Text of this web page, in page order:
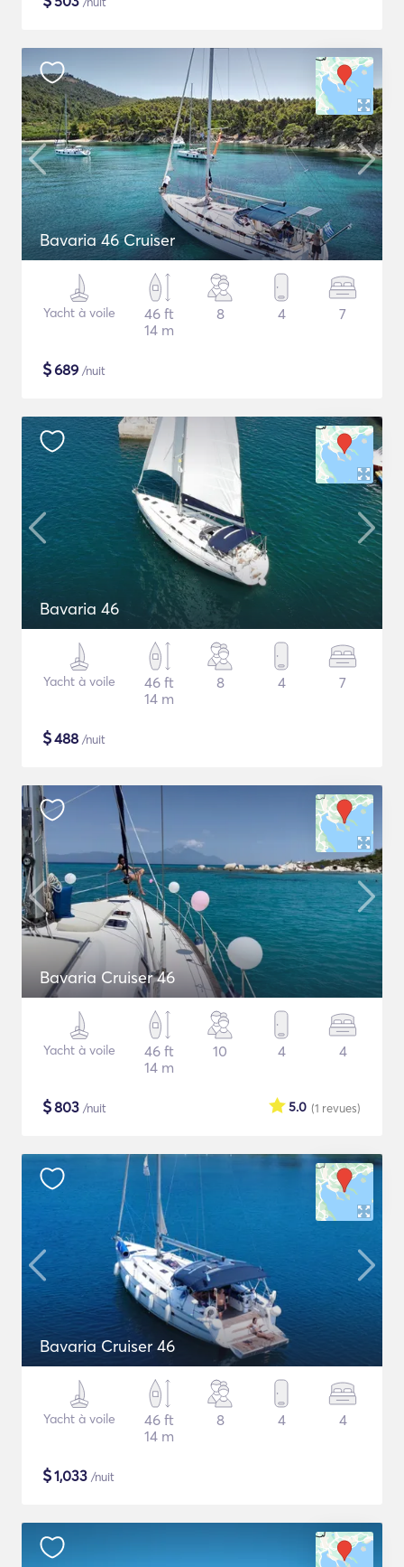
Bavaria 46 Cruiser
Yacht à voile
46 ft
14 m
8 4 7
$689 /nuit
Bavaria 46
Yacht à voile
46 ft
14 m
8 4 7
$488 /nuit
Bavaria Cruiser 46
Yacht à voile
46 ft
14 m
10 4 4
$803 /nuit (1 revues)
5.0
Bavaria Cruiser 46
Yacht à voile
46 ft
14 m
8 4 4
$1,033 /nuit